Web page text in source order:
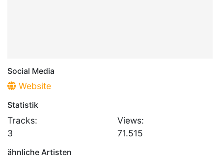
Social Media
Website
Statistik
Tracks:
3
Views:
71.515
ähnliche Artisten